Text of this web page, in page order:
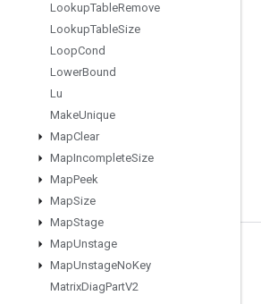
LookupTableRemove
LookupTableSize
LoopCond
LowerBound
Lu
MakeUnique
MapClear
MapIncompleteSize
MapPeek
MapSize
MapStage
MapUnstage
MapUnstageNoKey
MatrixDiagPartV2
최신 소식 확인하기
블로그